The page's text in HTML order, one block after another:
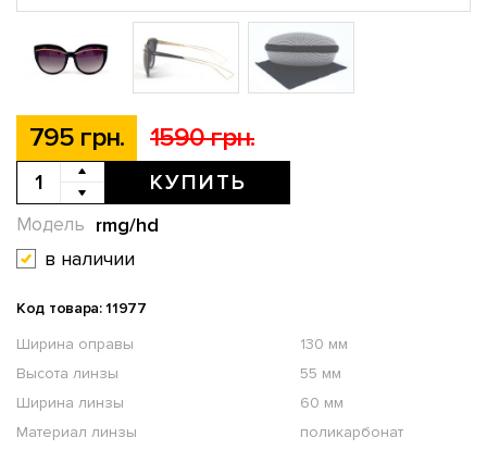
795 грн. 1590 грн.
КУПИТЬ
rmg/hd
Модель
в наличии
Код товара: 11977
Ширина оправы
130 мм
Высота линзы
55 мм
Ширина линзы
60 мм
Материал линзы
поликарбонат